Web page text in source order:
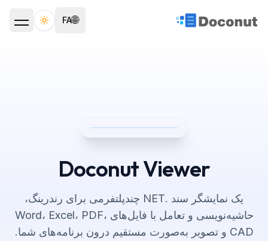
🌐
FA
theme
Doconut Viewer
یک نمایشگر سند .NET چندپلتفرمی برای رندرینگ،
حاشیه‌نویسی و تعامل با فایل‌های Word، Excel، PDF،
CAD و تصویر به‌صورت مستقیم درون برنامه‌های شما.